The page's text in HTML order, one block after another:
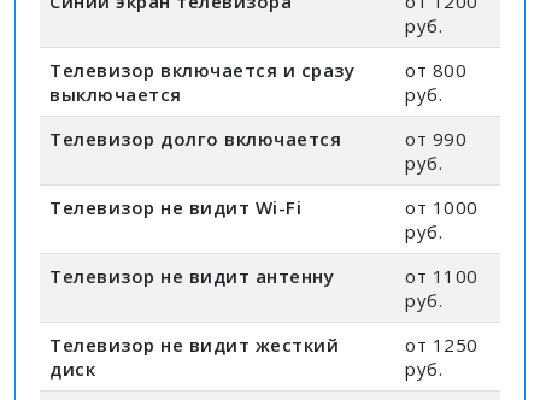
руб.
Телевизор включается и сразу
выключается
от 800
руб.
Телевизор долго включается
от 990
руб.
Телевизор не видит Wi-Fi
от 1000
руб.
Телевизор не видит антенну
от 1100
руб.
Телевизор не видит жесткий
диск
от 1250
руб.